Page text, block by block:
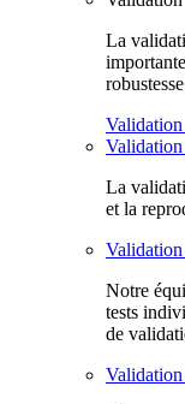
La
Validation
La
et la
Validation
Notre
tests
de